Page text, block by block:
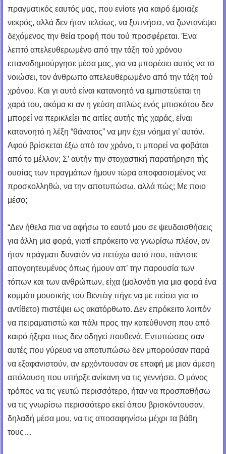
πραγματικός εαυτός μας, που ενίοτε για καιρό έμοιαζε
νεκρός, αλλά δεν ήταν τελείως, να ξυπνήσει, να ζωντανέψει
δεχόμενος την θεία τροφή που τού προσφέρεται. Ένα
λεπτό απελευθερωμένο από την τάξη τού χρόνου
επαναδημιούργησε μέσα μας, για να μπορέσει αυτός να το
νοιώσει, τον άνθρωπο απελευθερωμένο από την τάξη τού
χρόνου. Και γι αυτό είναι κατανοητό να εμπιστεύεται τη
χαρά του, ακόμα κι αν η γεύση απλώς ενός μπισκότου δεν
μπορεί να περικλείει τις αιτίες αυτής τής χαράς, είναι
κατανοητό η λέξη “θάνατος” να μην έχει νόημα γι’ αυτόν.
Αφού βρίσκεται έξω από τον χρόνο, τι μπορεί να φοβάται
από το μέλλον; Σ’ αυτήν την στοχαστική παρατήρηση τής
ουσίας των πραγμάτων ήμουν τώρα αποφασισμένος να
προσκολληθώ, να την αποτυπώσω, αλλά πώς; Με ποιo
μέσο;
“Δεν ήθελα πια να αφήσω το εαυτό μου σε ψευδαισθήσεις
για άλλη μια φορά, γιατί επρόκειτο να γνωρίσω πλέον, αν
ήταν πράγματι δυνατόν να πετύχω αυτό που, πάντοτε
απογοητευμένος όπως ήμουν απ’ την παρουσία των
τόπων και των ανθρώπων, είχα (μολονότι για μια φορά ένα
κομμάτι μουσικής τού Βεντέιγ πήγε να με πείσει για το
αντίθετο) πιστέψει ως ακατόρθωτο. Δεν επρόκειτο λοιπόν
να πειραματιστώ και πάλι προς την κατεύθυνση που από
καιρό ήξερα πως δεν οδηγεί πουθενά. Εντυπώσεις σαν
αυτές που γύρευα να αποτυπώσω δεν μπορούσαν παρά
να εξαφανιστούν, αν ερχόντουσαν σε επαφή με μιαν άμεση
απόλαυση που υπήρξε ανίκανη να τις γεννήσει. Ο μόνος
τρόπος να τις γευτώ περισσότερο, ήταν να προσπαθήσω
να τις γνωρίσω περισσότερο εκεί όπου βρισκόντουσαν,
δηλαδή μέσα μου, να τις αποσαφηνίσω μέχρι τα βάθη
τους…